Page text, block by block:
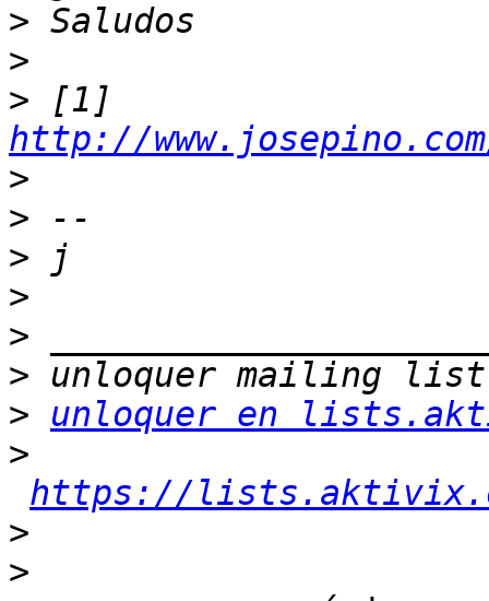
>
>
>
http://
>
>
>
>
>
>
>
unloquer en
>
https://
>
>